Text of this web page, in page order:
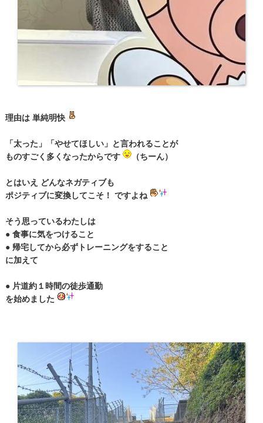
理由は 単純明快
「太った」「やせてほしい」と言われることが
ものすごく多くなったからです
（ちーん）
とはいえ どんなネガティブも
ポジティブに変換してこそ！ ですよね
そう思っているわたしは
● 食事に気をつけること
● 帰宅してから必ずトレーニングをすること
に加えて
● 片道約１時間の徒歩通勤
を始めました